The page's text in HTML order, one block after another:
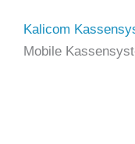
Kalicom
Mobile